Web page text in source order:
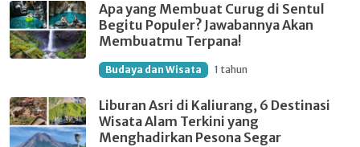
Apa yang Membuat Curug di Sentul
Begitu Populer? Jawabannya Akan
Membuatmu Terpana!
Budaya dan Wisata 1 tahun
Liburan Asri di Kaliurang, 6 Destinasi
Wisata Alam Terkini yang
Menghadirkan Pesona Segar